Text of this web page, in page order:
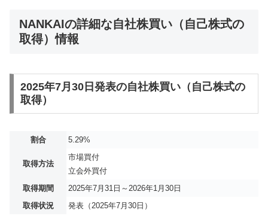
NANKAIの詳細な自社株買い（自己株式の
取得）情報
2025年7月30日発表の自社株買い（自己株式の
取得）
割合 5.29%
取得方法
市場買付
立会外買付
取得期間
2025年7月31日～2026年1月30日
取得状況
発表（2025年7月30日）